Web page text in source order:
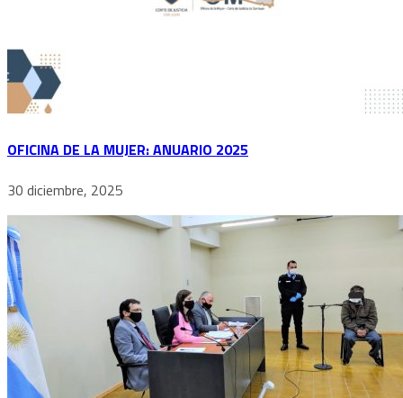
OFICINA DE LA MUJER: ANUARIO 2025
30 diciembre, 2025